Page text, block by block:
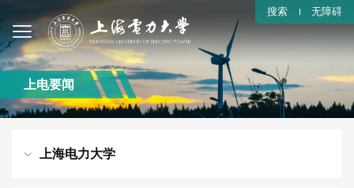
无障碍
搜索
上电要闻
上海电力大学